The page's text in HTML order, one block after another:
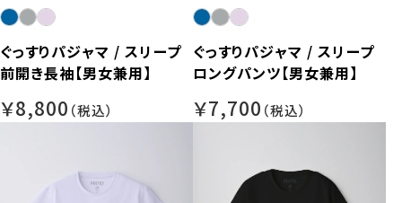
ぐっすりパジャマ / スリープ
前開き長袖【男女兼用】
￥8,800
ぐっすりパジャマ / スリープ
ロングパンツ【男女兼用】
￥7,700